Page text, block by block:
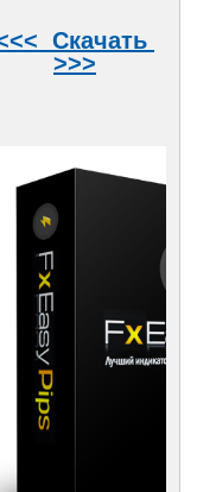
Скачать
>>>